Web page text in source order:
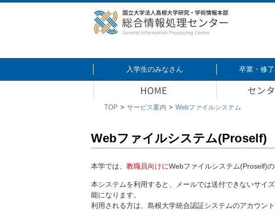
入学生のみなさん 卒業・修
TOP サービス案内 Webファイルシステム
Webファイルシステム(Proself)
本学では、 教職員向けにWebファイルシステム(Proself)の
本システムを利用すると、メールでは送付できないサイ
能になります。
利用される方は、島根大学統合認証システムのアカウント